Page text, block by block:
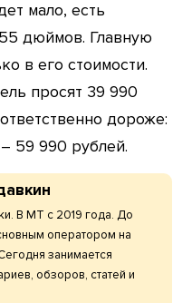
мало, есть
дюймов. Главную
в его стоимости.
просят 39 990
дороже:
59 990 рублей.
В МТ с 2019 года. До
оператором на
занимается
обзоров, статей и